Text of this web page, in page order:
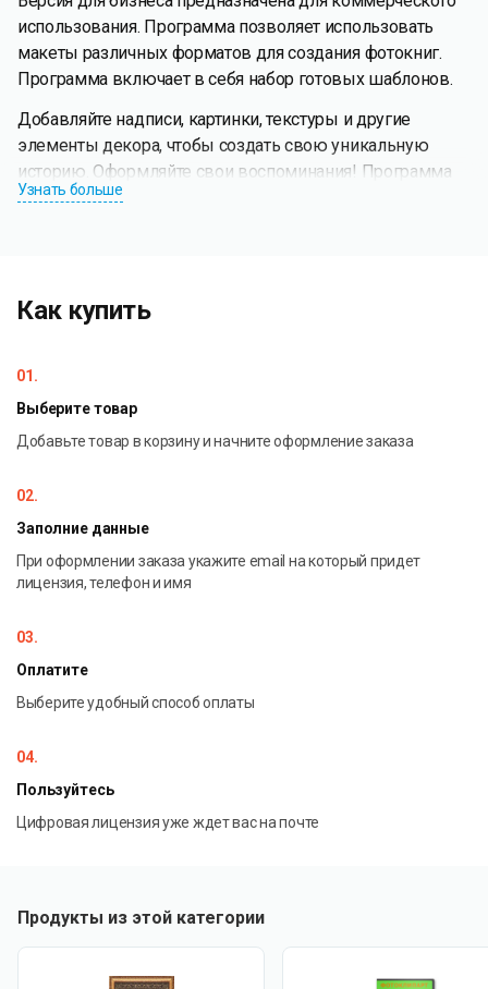
использования. Программа позволяет использовать
макеты различных форматов для создания фотокниг.
Программа включает в себя набор готовых шаблонов.
Добавляйте надписи, картинки, текстуры и другие
элементы декора, чтобы создать свою уникальную
историю. Оформляйте свои воспоминания! Программа
проста в использовании и управлении. Она включает в
тонирование.
эффектом виньетки или царапин или применить
Программа позволяет подготовить печать изображений
программы, добавляя темы с готовыми наборами рамок
Узнать больше
Как купить
01.
Выберите товар
Добавьте товар в корзину и начните оформление заказа
02.
Заполние данные
При оформлении заказа укажите email на который придет
лицензия, телефон и имя
03.
Оплатите
Выберите удобный способ оплаты
04.
Пользуйтесь
Цифровая лицензия уже ждет вас на почте
Продукты из этой категории